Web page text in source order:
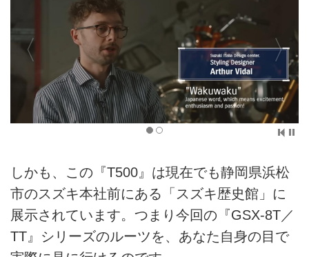
しかも、この『T500』は現在でも静岡県浜松
市のスズキ本社前にある「スズキ歴史館」に
展示されています。つまり今回の『GSX-8T／
TT』シリーズのルーツを、あなた自身の目で